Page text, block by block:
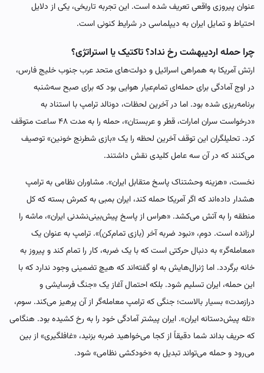
عنوان پیروزی واقعی تعریف شده است. این تجربه تاریخی، یکی از دلایل
احتیاط و تمایل ایران به دیپلماسی در شرایط کنونی است.
چرا حمله اردیبهشترخ نداد؟ تاکتیک یا استراتژی؟
ارتش آمریکا به همراهی اسرائیل و دولت‌های متحد عرب جنوب خلیج فارس،
در اوج آمادگی برای حمله‌ای تمام‌عیار هوایی بود که برای صبح سه‌شنبه
برنامه‌ریزی شده بود. اما در آخرین لحظات، دونالد ترامپ با استناد به
«درخواست سران امارات، قطر و عربستان»، حمله را به مدت ۴۸ ساعت متوقف
کرد. تحلیلگران این توقف آخرین لحظه را یک «بازی شطرنج خونین» توصیف
می‌کنند که در آن سه عامل کلیدی نقش داشتند.
نخست، «هزینه وحشتناک پاسخ متقابل ایران». مشاوران نظامی به ترامپ
هشدار داده‌اند که اگر آمریکا حمله کند، ایران بمبی به کمرش بسته که کل
منطقه را به آتش می‌کشد. «هراس از پاسخ پیش‌بینی‌نشدنی ایران»، ماشه را
لرزانده است. دوم، «نبود ضربه آخر (بازی تمام‌کن)». ترامپ به عنوان یک
«معامله‌گر» به دنبال حرکتی است که با یک ضربه، کار را تمام کند و پیروز به
خانه برگردد. اما ژنرال‌هایش به او گفته‌اند که هیچ تضمینی وجود ندارد که با
این حمله، ایران تسلیم شود. بلکه احتمال آغاز یک «جنگ فرسایشی و
درازمدت» بسیار بالاست؛ جنگی که ترامپ معامله‌گر از آن پرهیز می‌کند. سوم،
«تله پیش‌دستانه ایران». ایران پیشتر آمادگی خود را به رخ کشیده بود. هنگامی
که حریف بداند شما دقیقاً از کجا می‌خواهید ضربه بزنید، «غافلگیری» از بین
می‌رود و حمله می‌تواند تبدیل به «خودکشی نظامی» شود.